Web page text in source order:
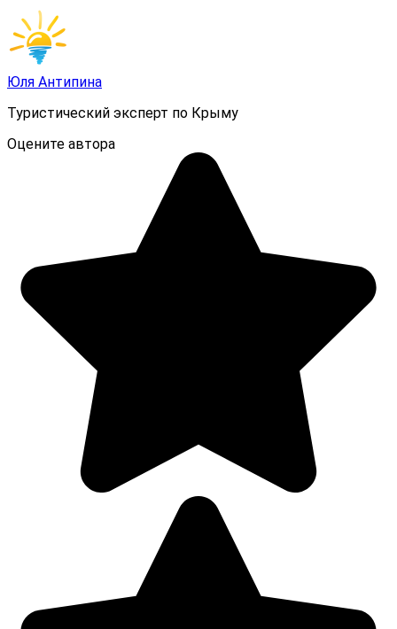
Юля Антипина
Туристический эксперт по Крыму
Оцените автора